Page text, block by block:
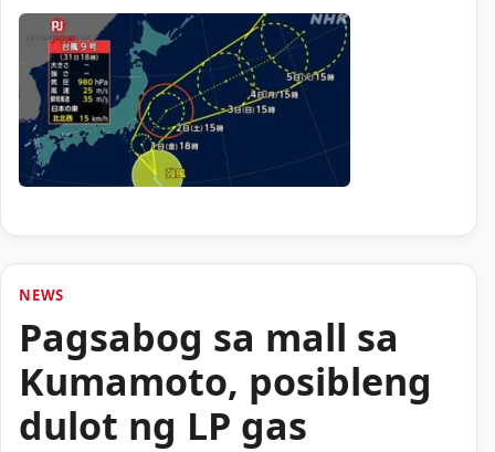
NEWS
Pagsabog sa mall sa
Kumamoto, posibleng
dulot ng LP gas